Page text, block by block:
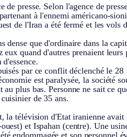
de presse. Selon l'agence de
à l'ennemi américano-
de l'Iran a été fermé et les vols
dense que d'ordinaire dans la
eux quand d'autres prenaient
par ce conflit déclenché le
est paralysée, la société
plus bas. Personne ne sait ce
de 35 ans.
la télévision d'Etat iranienne avait
et Ispahan (centre). Une